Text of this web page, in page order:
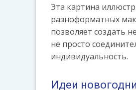
Эта картина
разноформатных
позволяет создать
не просто
индивидуальность.
Идеи